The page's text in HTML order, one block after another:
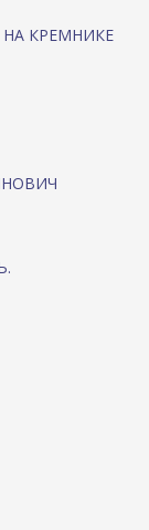
КРЕМНИКЕ